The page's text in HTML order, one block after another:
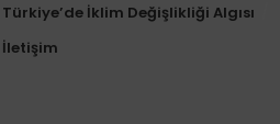
Türkiye’de İklim Değişlikliği Algısı
İletişim